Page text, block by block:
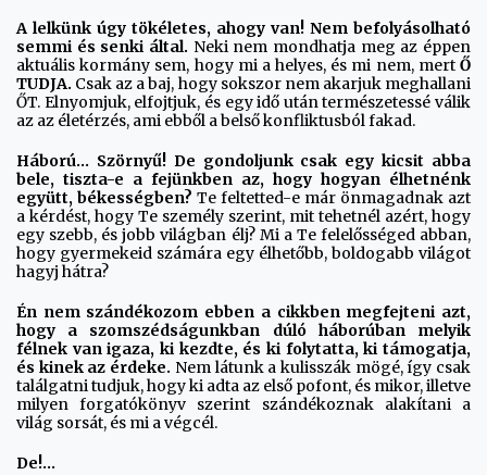
A lelkünk úgy tökéletes, ahogy van! Nem befolyásolható
semmi és senki által. Neki nem mondhatja meg az éppen
aktuális kormány sem, hogy mi a helyes, és mi nem, mert Ő
TUDJA. Csak az a baj, hogy sokszor nem akarjuk meghallani
ŐT. Elnyomjuk, elfojtjuk, és egy idő után természetessé válik
az az életérzés, ami ebből a belső konfliktusból fakad.
Háború... Szörnyű! De gondoljunk csak egy kicsit abba
bele, tiszta-e a fejünkben az, hogy hogyan élhetnénk
együtt, békességben? Te feltetted-e már önmagadnak azt
a kérdést, hogy Te személy szerint, mit tehetnél azért, hogy
egy szebb, és jobb világban élj? Mi a Te felelősséged abban,
hogy gyermekeid számára egy élhetőbb, boldogabb világot
hagyj hátra?
Én nem szándékozom ebben a cikkben megfejteni azt,
hogy a szomszédságunkban dúló háborúban melyik
félnek van igaza, ki kezdte, és ki folytatta, ki támogatja,
és kinek az érdeke. Nem látunk a kulisszák mögé, így csak
találgatni tudjuk, hogy ki adta az első pofont, és mikor, illetve
milyen forgatókönyv szerint szándékoznak alakítani a
világ sorsát, és mi a végcél.
De!...